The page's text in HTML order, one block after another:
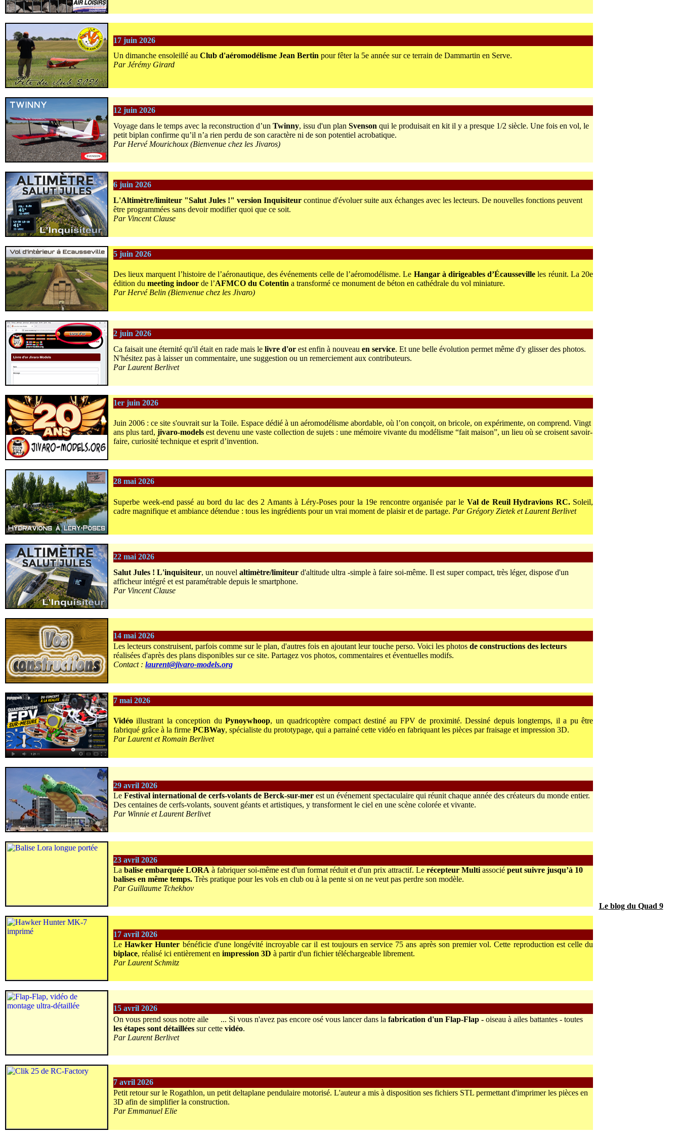
17 juin 2026
Un dimanche ensoleillé au Club d'aéromodélisme Jean Bertin pour fêter la 5e année sur ce terrain de Dammartin en Serve.
Par Jérémy Girard
12 juin 2026
Voyage dans le temps avec la reconstruction d’un Twinny, issu d'un plan Svenson qui le produisait en kit il y a presque 1/2 siècle. Une fois en vol, le
petit biplan confirme qu’il n’a rien perdu de son caractère ni de son potentiel acrobatique.
Par Hervé Mourichoux (Bienvenue chez les Jivaros)
6 juin 2026
L'Altimètre/limiteur "Salut Jules !" version Inquisiteur continue d'évoluer suite aux échanges avec les lecteurs. De nouvelles fonctions peuvent
être programmées sans devoir modifier quoi que ce soit.
Par Vincent Clause
5 juin 2026
Des lieux marquent l’histoire de l’aéronautique, des événements celle de l’aéromodélisme. Le Hangar à dirigeables d’Écausseville les réunit. La 20e
édition du meeting indoor de l’AFMCO du Cotentin a transformé ce monument de béton en cathédrale du vol miniature.
Par Hervé Belin (Bienvenue chez les Jivaro)
2 juin 2026
Ca faisait une éternité qu'il était en rade mais le livre d'or est enfin à nouveau en service. Et une belle évolution permet même d'y glisser des photos.
N'hésitez pas à laisser un commentaire, une suggestion ou un remerciement aux contributeurs.
Par Laurent Berlivet
1er juin 2026
Juin 2006 : ce site s'ouvrait sur la Toile. Espace dédié à un aéromodélisme abordable, où l’on conçoit, on bricole, on expérimente, on comprend. Vingt
ans plus tard, jivaro-models est devenu une vaste collection de sujets : une mémoire vivante du modélisme “fait maison”, un lieu où se croisent savoir-
faire, curiosité technique et esprit d’invention.
28 mai 2026
Superbe week-end passé au bord du lac des 2 Amants à Léry-Poses pour la 19e rencontre organisée par le Val de Reuil Hydravions RC.Soleil,
cadre magnifique et ambiance détendue : tous les ingrédients pour un vrai moment de plaisir et de partage. Par Grégory Zietek et Laurent Berlivet
22 mai 2026
Salut Jules ! L'inquisiteur, un nouvel altimètre/limiteur d'altitude ultra -simple à faire soi-même. Il est super compact, très léger, dispose d'un
afficheur intégré et est paramétrable depuis le smartphone.
Par Vincent Clause
14 mai 2026
Les lecteurs construisent, parfois comme sur le plan, d'autres fois en ajoutant leur touche perso. Voici les photos de constructions des lecteurs
réalisées d'après des plans disponibles sur ce site. Partagez vos photos, commentaires et éventuelles modifs.
Contact : laurent@jivaro-models.org
7 mai 2026
Vidéo illustrant la conception duPynoywhoop, un quadricoptère compact destiné au FPV de proximité. Dessiné depuis longtemps, il a pu être
fabriqué grâce à la firme PCBWay, spécialiste du prototypage, qui a parrainé cette vidéo en fabriquant les pièces par fraisage et impression 3D.
Par Laurent et Romain Berlivet
29 avril 2026
Le Festival international de cerfs-volants de Berck-sur-mer est un événement spectaculaire qui réunit chaque année des créateurs du monde entier.
Des centaines de cerfs-volants, souvent géants et artistiques, y transforment le ciel en une scène colorée et vivante.
Par Winnie et Laurent Berlivet
23 avril 2026
La balise embarquée LORA à fabriquer soi-même est d'un format réduit et d'un prix attractif. Le récepteur Multi associé peut suivre jusqu’à 10
balises en même temps. Très pratique pour les vols en club ou à la pente si on ne veut pas perdre son modèle.
Par Guillaume Tchekhov
17 avril 2026
LeHawker Hunter bénéficie d'une longévité incroyable car il est toujours en service 75 ans après son premier vol. Cette reproduction est celle du
biplace, réalisé ici entièrement en impression 3D à partir d'un fichier téléchargeable librement.
Par Laurent Schmitz
15 avril 2026
On vous prend sous notre aile
... Si vous n'avez pas encore osé vous lancer dans la fabrication d'un Flap-Flap - oiseau à ailes battantes - toutes
les étapes sont détaillées sur cette vidéo.
Par Laurent Berlivet
7 avril 2026
Petit retour sur le Rogathlon, un petit deltaplane pendulaire motorisé. L'auteur a mis à disposition ses fichiers STL permettant d'imprimer les pièces en
3D afin de simplifier la construction.
Par Emmanuel Elie
Le blog du Quad 9